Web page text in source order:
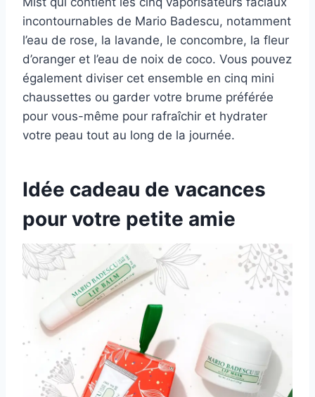
incontournables de Mario Badescu, notamment
l’eau de rose, la lavande, le concombre, la fleur
d’oranger et l’eau de noix de coco. Vous pouvez
également diviser cet ensemble en cinq mini
chaussettes ou garder votre brume préférée
pour vous-même pour rafraîchir et hydrater
votre peau tout au long de la journée.
Idée cadeau de vacances
pour votre petite amie